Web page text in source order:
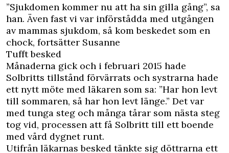
”Sjukdomen kommer nu att ha sin gilla gång”, sa
han. Även fast vi var införstådda med utgången
av mammas sjukdom, så kom beskedet som en
chock, fortsätter Susanne
Tufft besked
Månaderna gick och i februari 2015 hade
Solbritts tillstånd förvärrats och systrarna hade
ett nytt möte med läkaren som sa: ”Har hon levt
till sommaren, så har hon levt länge.” Det var
med tunga steg och många tårar som nästa steg
tog vid, processen att få Solbritt till ett boende
med vård dygnet runt.
Utifrån läkarnas besked tänkte sig döttrarna ett